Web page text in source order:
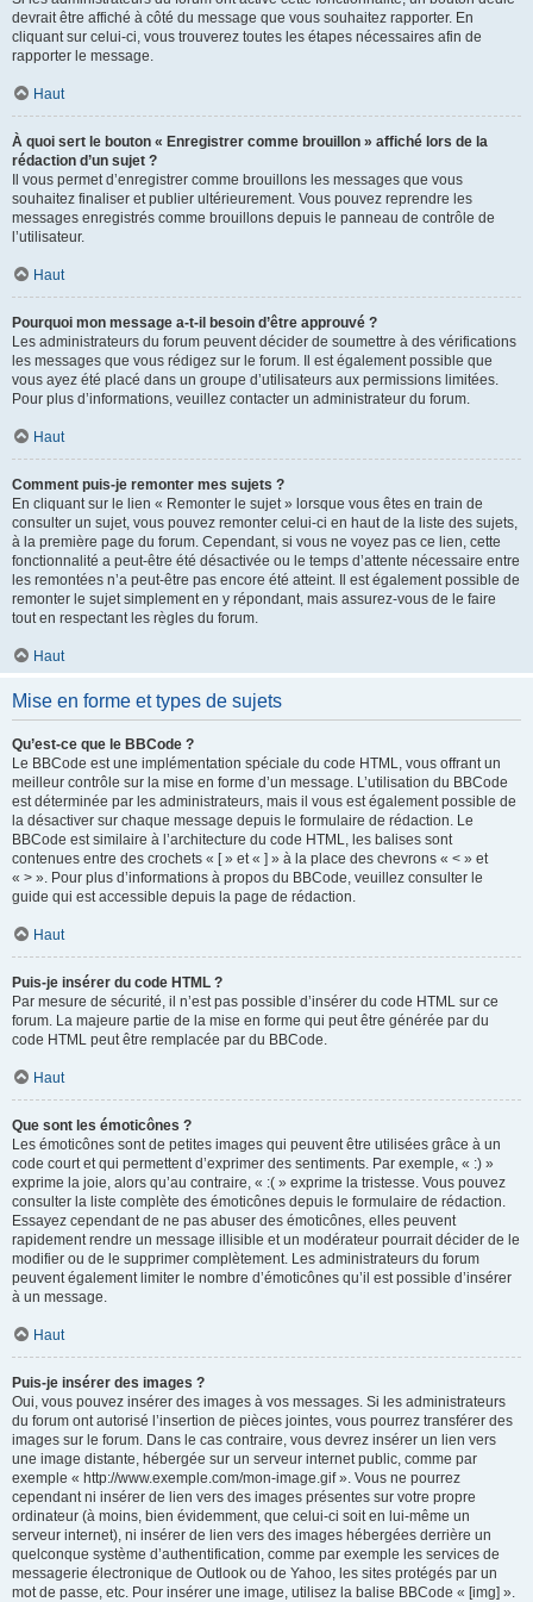
devrait être affiché à côté du message que vous souhaitez rapporter. En
cliquant sur celui-ci, vous trouverez toutes les étapes nécessaires afin de
rapporter le message.
Haut
À quoi sert le bouton « Enregistrer comme brouillon » affiché lors de la
rédaction d’un sujet ?
Il vous permet d’enregistrer comme brouillons les messages que vous
souhaitez finaliser et publier ultérieurement. Vous pouvez reprendre les
messages enregistrés comme brouillons depuis le panneau de contrôle de
l’utilisateur.
Haut
Pourquoi mon message a-t-il besoin d’être approuvé ?
Les administrateurs du forum peuvent décider de soumettre à des vérifications
les messages que vous rédigez sur le forum. Il est également possible que
vous ayez été placé dans un groupe d’utilisateurs aux permissions limitées.
Pour plus d’informations, veuillez contacter un administrateur du forum.
Haut
Comment puis-je remonter mes sujets ?
En cliquant sur le lien « Remonter le sujet » lorsque vous êtes en train de
consulter un sujet, vous pouvez remonter celui-ci en haut de la liste des sujets,
à la première page du forum. Cependant, si vous ne voyez pas ce lien, cette
fonctionnalité a peut-être été désactivée ou le temps d’attente nécessaire entre
les remontées n’a peut-être pas encore été atteint. Il est également possible de
remonter le sujet simplement en y répondant, mais assurez-vous de le faire
tout en respectant les règles du forum.
Haut
Mise en forme et types de sujets
Qu’est-ce que le BBCode ?
Le BBCode est une implémentation spéciale du code HTML, vous offrant un
meilleur contrôle sur la mise en forme d’un message. L’utilisation du BBCode
est déterminée par les administrateurs, mais il vous est également possible de
la désactiver sur chaque message depuis le formulaire de rédaction. Le
BBCode est similaire à l’architecture du code HTML, les balises sont
contenues entre des crochets « [ » et « ] » à la place des chevrons « < » et
« > ». Pour plus d’informations à propos du BBCode, veuillez consulter le
guide qui est accessible depuis la page de rédaction.
Haut
Puis-je insérer du code HTML ?
Par mesure de sécurité, il n’est pas possible d’insérer du code HTML sur ce
forum. La majeure partie de la mise en forme qui peut être générée par du
code HTML peut être remplacée par du BBCode.
Haut
Que sont les émoticônes ?
Les émoticônes sont de petites images qui peuvent être utilisées grâce à un
code court et qui permettent d’exprimer des sentiments. Par exemple, « :) »
exprime la joie, alors qu’au contraire, « :( » exprime la tristesse. Vous pouvez
consulter la liste complète des émoticônes depuis le formulaire de rédaction.
Essayez cependant de ne pas abuser des émoticônes, elles peuvent
rapidement rendre un message illisible et un modérateur pourrait décider de le
modifier ou de le supprimer complètement. Les administrateurs du forum
peuvent également limiter le nombre d’émoticônes qu’il est possible d’insérer
à un message.
Haut
Puis-je insérer des images ?
Oui, vous pouvez insérer des images à vos messages. Si les administrateurs
du forum ont autorisé l’insertion de pièces jointes, vous pourrez transférer des
images sur le forum. Dans le cas contraire, vous devrez insérer un lien vers
une image distante, hébergée sur un serveur internet public, comme par
exemple « http://www.exemple.com/mon-image.gif ». Vous ne pourrez
cependant ni insérer de lien vers des images présentes sur votre propre
ordinateur (à moins, bien évidemment, que celui-ci soit en lui-même un
serveur internet), ni insérer de lien vers des images hébergées derrière un
quelconque système d’authentification, comme par exemple les services de
messagerie électronique de Outlook ou de Yahoo, les sites protégés par un
mot de passe, etc. Pour insérer une image, utilisez la balise BBCode « [img] ».